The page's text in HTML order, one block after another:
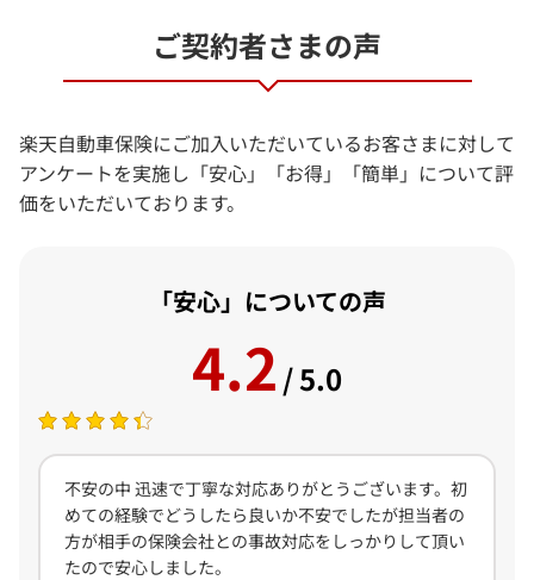
ご契約者さまの声
楽天自動車保険にご加入いただいているお客さまに対して
アンケートを実施し「安心」「お得」「簡単」について評
価をいただいております。
「安心」についての声
4.2 / 5.0
不安の中 迅速で丁寧な対応ありがとうございます。初
めての経験でどうしたら良いか不安でしたが担当者の
方が相手の保険会社との事故対応をしっかりして頂い
たので安心しました。